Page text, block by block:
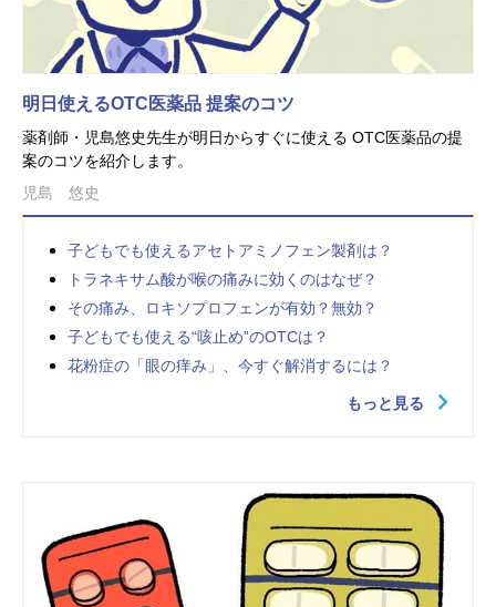
明日使えるOTC医薬品 提案のコツ
薬剤師・児島悠史先生が明日からすぐに使える OTC医薬品の提
案のコツを紹介します。
児島 悠史
子どもでも使えるアセトアミノフェン製剤は？
トラネキサム酸が喉の痛みに効くのはなぜ？
その痛み、ロキソプロフェンが有効？無効？
子どもでも使える“咳止め”のOTCは？
花粉症の「眼の痒み」、今すぐ解消するには？
もっと見る